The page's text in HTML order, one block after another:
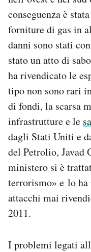
Notifiche mobile
Hai bisogno di
Esci
conseguenza è
forniture di gas in
danni sono stati
stato un atto di
ha rivendicato le
tipo non sono rari
di fondi, la scarsa
infrastrutture e le
dagli Stati Uniti e
del Petrolio, Javad
ministero si è
terrorismo» e lo ha
attacchi mai
2011.
I problemi legati